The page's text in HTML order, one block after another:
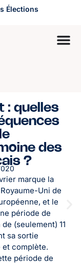
Élections
: quelles
des
?
marque la
Uni de
et le
période de
(seulement) 11
sa sortie
complète.
période de